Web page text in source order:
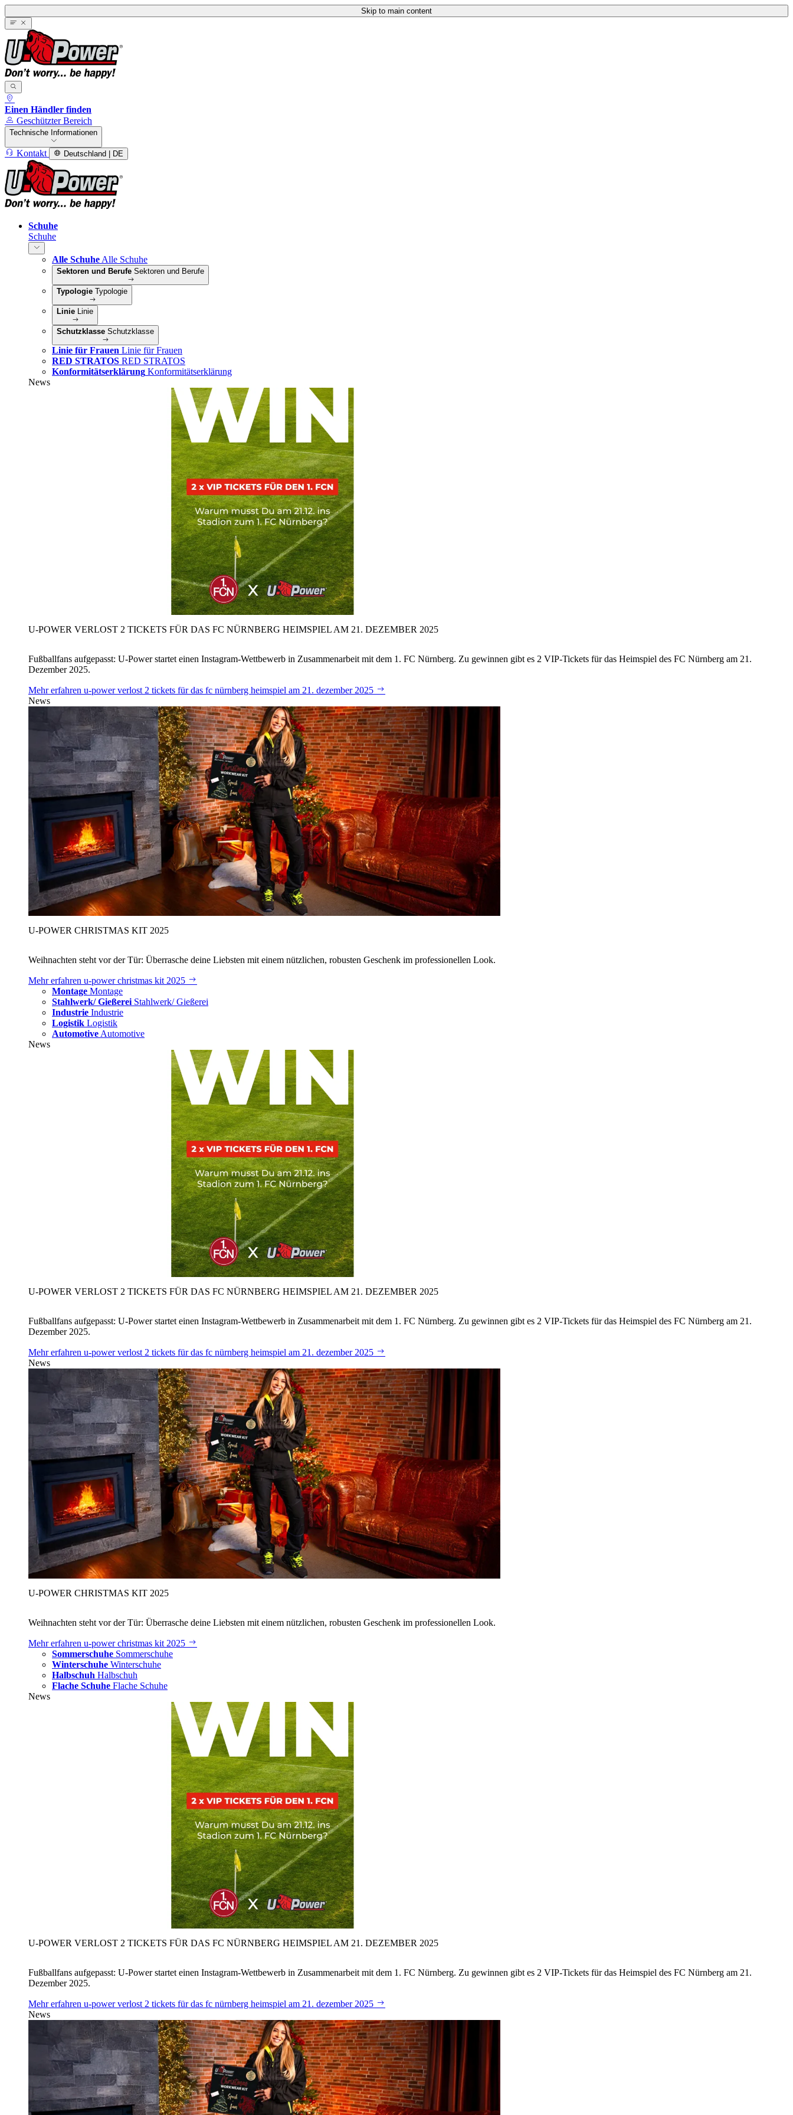
Skip to main content
Einen Händler finden
Geschützter Bereich
Technische Informationen
Kontakt Deutschland | DE
Schuhe
Schuhe
Alle Schuhe Alle Schuhe
Sektoren und Berufe Sektoren und Berufe
Typologie Typologie
Linie Linie
Schutzklasse Schutzklasse
Linie für Frauen Linie für Frauen
RED STRATOS RED STRATOS
Konformitätserklärung Konformitätserklärung
News
U‑POWER VERLOST 2 TICKETS FÜR DAS FC NÜRNBERG HEIMSPIEL AM 21. DEZEMBER 2025
Fußballfans aufgepasst: U‑Power startet einen Instagram-Wettbewerb in Zusammenarbeit mit dem 1. FC Nürnberg. Zu gewinnen gibt es 2 VIP-Tickets für das Heimspiel des FC Nürnberg am 21.
Dezember 2025.
Mehr erfahren u‑power verlost 2 tickets für das fc nürnberg heimspiel am 21. dezember 2025
News
U‑POWER CHRISTMAS KIT 2025
Weihnachten steht vor der Tür: Überrasche deine Liebsten mit einem nützlichen, robusten Geschenk im professionellen Look.
Mehr erfahren u‑power christmas kit 2025
Montage Montage
Stahlwerk/ Gießerei Stahlwerk/ Gießerei
Industrie Industrie
Logistik Logistik
Automotive Automotive
News
U‑POWER VERLOST 2 TICKETS FÜR DAS FC NÜRNBERG HEIMSPIEL AM 21. DEZEMBER 2025
Fußballfans aufgepasst: U‑Power startet einen Instagram-Wettbewerb in Zusammenarbeit mit dem 1. FC Nürnberg. Zu gewinnen gibt es 2 VIP-Tickets für das Heimspiel des FC Nürnberg am 21.
Dezember 2025.
Mehr erfahren u‑power verlost 2 tickets für das fc nürnberg heimspiel am 21. dezember 2025
News
U‑POWER CHRISTMAS KIT 2025
Weihnachten steht vor der Tür: Überrasche deine Liebsten mit einem nützlichen, robusten Geschenk im professionellen Look.
Mehr erfahren u‑power christmas kit 2025
Sommerschuhe Sommerschuhe
Winterschuhe Winterschuhe
Halbschuh Halbschuh
Flache Schuhe Flache Schuhe
News
U‑POWER VERLOST 2 TICKETS FÜR DAS FC NÜRNBERG HEIMSPIEL AM 21. DEZEMBER 2025
Fußballfans aufgepasst: U‑Power startet einen Instagram-Wettbewerb in Zusammenarbeit mit dem 1. FC Nürnberg. Zu gewinnen gibt es 2 VIP-Tickets für das Heimspiel des FC Nürnberg am 21.
Dezember 2025.
Mehr erfahren u‑power verlost 2 tickets für das fc nürnberg heimspiel am 21. dezember 2025
News